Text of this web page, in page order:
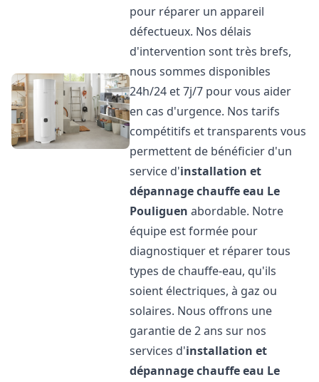
pour réparer un appareil
défectueux. Nos délais
d'intervention sont très brefs,
nous sommes disponibles
24h/24 et 7j/7 pour vous aider
en cas d'urgence. Nos tarifs
compétitifs et transparents vous
permettent de bénéficier d'un
service d'installation et
dépannage chauffe eau Le
Pouliguen abordable. Notre
équipe est formée pour
diagnostiquer et réparer tous
types de chauffe-eau, qu'ils
soient électriques, à gaz ou
solaires. Nous offrons une
garantie de 2 ans sur nos
services d'installation et
dépannage chauffe eau Le